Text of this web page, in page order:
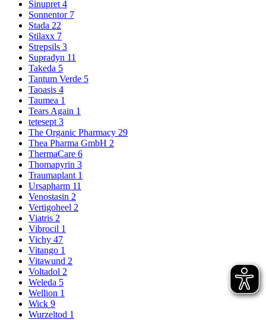
Sinupret 4
Sonnentor 7
Stada 22
Stilaxx 7
Strepsils 3
Supradyn 11
Takeda 5
Tantum Verde 5
Taoasis 4
Taumea 1
Tears Again 1
tetesept 3
The Organic Pharmacy 29
Thea Pharma GmbH 2
ThermaCare 6
Thomapyrin 3
Traumaplant 1
Ursapharm 11
Venostasin 2
Vertigoheel 2
Viatris 2
Vibrocil 1
Vichy 47
Vitango 1
Vitawund 2
Voltadol 2
Weleda 5
Wellion 1
Wick 9
Wurzeltod 1